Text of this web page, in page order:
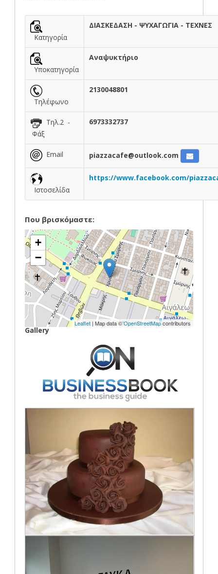
Κατηγορία
ΔΙΑΣΚΕΔΑΣΗ - ΨΥΧΑΓΩΓΙΑ - ΤΕΧΝΕΣ
Υποκατηγορία
Αναψυκτήριο
Τηλέφωνο
2130048801
Τηλ.2 -
Φάξ
6973332737
Email piazzacafe@outlook.com
Ιστοσελίδα
https://www.facebook.com/
Που βρισκόμαστε:
+
−
Leaflet | Map data ©OpenStreetMapcontributors
Gallery